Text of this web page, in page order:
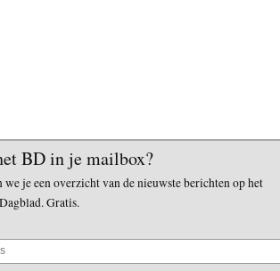
BD in je mailbox?
we je een overzicht van de nieuwste berichten op het
Gratis.